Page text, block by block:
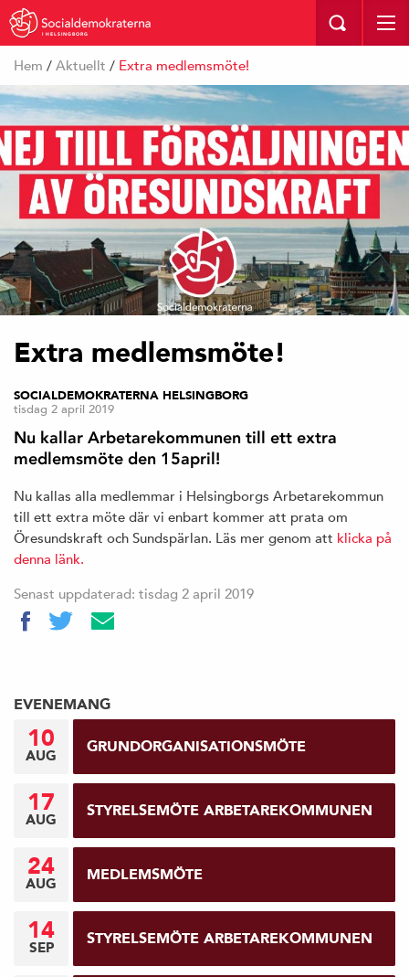
I HELSINGBORG
Hem / Aktuellt / Extra medlemsmöte!
Extra medlemsmöte!
SOCIALDEMOKRATERNA HELSINGBORG
tisdag 2 april 2019
Nu kallar Arbetarekommunen till ett extra
medlemsmöte den 15april!
Nu kallas alla medlemmar i Helsingborgs Arbetarekommun
till ett extra möte där vi enbart kommer att prata om
Öresundskraft och Sundspärlan. Läs mer genom att klicka på
denna länk.
Senast uppdaterad: tisdag 2 april 2019
EVENEMANG
10
AUG GRUNDORGANISATIONSMÖTE
17
AUG STYRELSEMÖTE ARBETAREKOMMUNEN
24
AUG MEDLEMSMÖTE
14
SEP STYRELSEMÖTE ARBETAREKOMMUNEN